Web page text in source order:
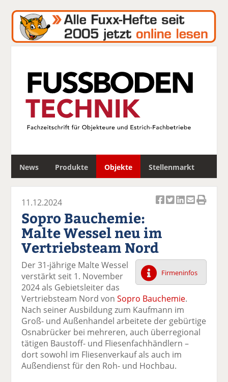
News Produkte Objekte Stellenmarkt
c
k
el
a
uf
F
ac
e
b
o
o
k
te
il
wi
tt
er
n
uf
Li
n
k
e
di
n
te
il
e
er
E
m
ai
v
er
se
ck
e
11.12.2024
Sopro Bauchemie:
Malte Wessel neu im
Vertriebsteam Nord
Firmeninfos
Der 31-jährige Malte Wessel
verstärkt seit 1. November
2024 als Gebietsleiter das
Vertriebsteam Nord vonSopro Bauchemie.
Nach seiner Ausbildung zum Kaufmann im
Groß- und Außenhandel arbeitete der gebürtige
Osnabrücker bei mehreren, auch überregional
tätigen Baustoff- und Fliesenfachhändlern –
dort sowohl im Fliesenverkauf als auch im
Außendienst für den Roh- und Hochbau.